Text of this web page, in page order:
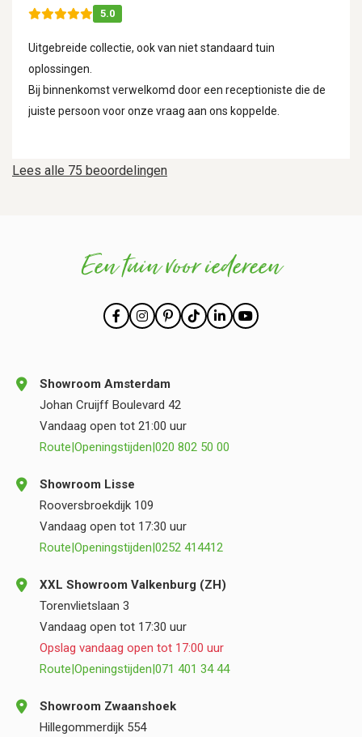
Lees alle 75 beoordelingen
5.0
Uitgebreide collectie, ook van niet standaard tuin
oplossingen.
Bij binnenkomst verwelkomd door een receptioniste die de
juiste persoon voor onze vraag aan ons koppelde.
Een tuin voor iedereen
Showroom Amsterdam
Johan Cruijff Boulevard 42
Vandaag open tot 21:00 uur
Route|Openingstijden|020 802 50 00
Showroom Lisse
Rooversbroekdijk 109
Vandaag open tot 17:30 uur
Route|Openingstijden|0252 414412
XXL Showroom Valkenburg (ZH)
Torenvlietslaan 3
Vandaag open tot 17:30 uur
Opslag vandaag open tot 17:00 uur
Route|Openingstijden|071 401 34 44
Showroom Zwaanshoek
Hillegommerdijk 554